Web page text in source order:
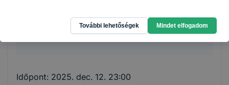
2025. december 12.
Időpont: 2025. dec. 12. 23:00
További lehetőségek Mindet elfogadom